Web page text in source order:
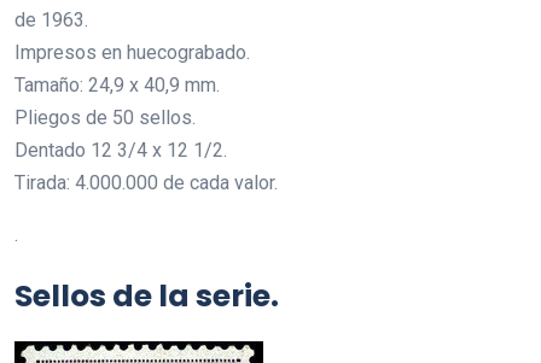
de 1963.
Impresos en huecograbado.
Tamaño: 24,9 x 40,9 mm.
Pliegos de 50 sellos.
Dentado 12 3/4 x 12 1/2.
Tirada: 4.000.000 de cada valor.
.
Sellos de la serie.